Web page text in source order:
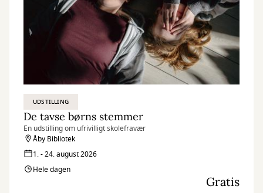
UDSTILLING
De tavse børns stemmer
En udstilling om ufrivilligt skolefravær
Åby Bibliotek
1. - 24. august 2026
Hele dagen
Gratis